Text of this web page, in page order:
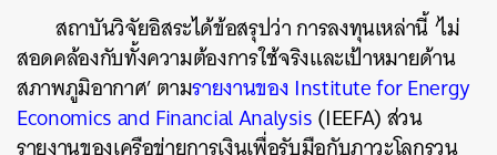
สถาบันวิจัยอิสระได้ข้อสรุปว่า การลงทุนเหล่านี้ ‘ไม่
สอดคล้องกับทั้งความต้องการใช้จริงและเป้าหมายด้าน
สภาพภูมิอากาศ’ ตามรายงานของ Institute for Energy
Economics and Financial Analysis(IEEFA) ส่วน